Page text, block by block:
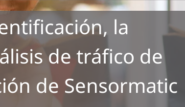
la
de tráfico de
de Sensormatic